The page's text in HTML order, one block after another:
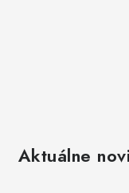
Aktuálne